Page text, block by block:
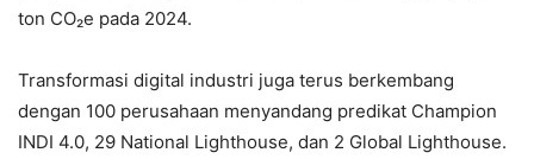
ton CO₂e pada 2024.
Transformasi digital industri juga terus berkembang
dengan 100 perusahaan menyandang predikat Champion
INDI 4.0, 29 National Lighthouse, dan 2 Global Lighthouse.